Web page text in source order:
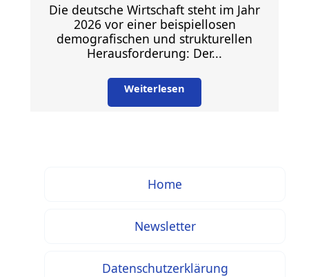
Die deutsche Wirtschaft steht im Jahr
2026 vor einer beispiellosen
demografischen und strukturellen
Herausforderung: Der...
Weiterlesen
Home
Newsletter
Datenschutzerklärung